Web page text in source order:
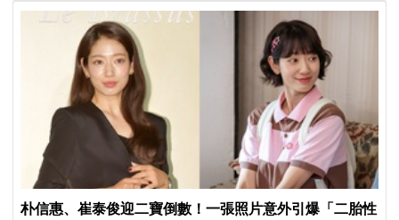
朴信惠、崔泰俊迎二寶倒數！一張照片意外引爆「二胎性